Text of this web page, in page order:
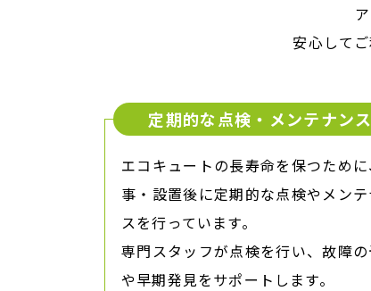
安心して
定期的な点検・ ​​​​​​​メンテナンス
エコキュートの長寿命を保つため
事・設置後に定期的な点検やメン
スを行っています。
専門スタッフが点検を行い、故障
や早期発見をサポートします。